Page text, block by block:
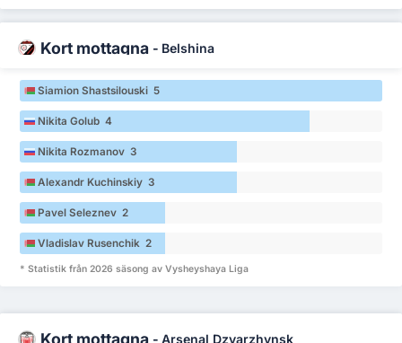
Kort mottagna - Belshina
Siamion Shastsilouski 5
Nikita Golub 4
Nikita Rozmanov 3
Alexandr Kuchinskiy 3
Pavel Seleznev 2
Vladislav Rusenchik 2
* Statistik från 2026 säsong av Vysheyshaya Liga
Kort mottagna - Arsenal Dzyarzhynsk